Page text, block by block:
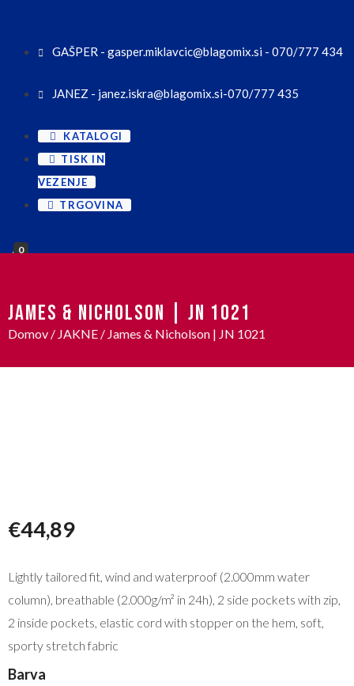
GAŠPER - gasper.miklavcic@blagomix.si - 070/777 434
JANEZ - janez.iskra@blagomix.si-070/777 435
KATALOGI
TISK IN
VEZENJE
TRGOVINA
0
JAMES & NICHOLSON | JN 1021
Domov / JAKNE / James & Nicholson | JN 1021
€44,89
Lightly tailored fit, wind and waterproof (2.000mm water
column), breathable (2.000g/m² in 24h), 2 side pockets with zip,
2 inside pockets, elastic cord with stopper on the hem, soft,
sporty stretch fabric
Barva